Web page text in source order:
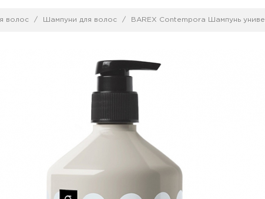
волос Шампуни для волос BAREX Contempora Шампунь